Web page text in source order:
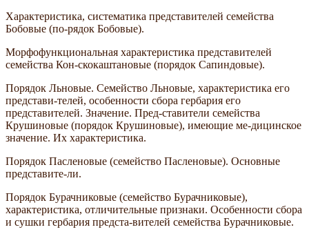
Характеристика, систематика представителей семейства
Бобовые (по-рядок Бобовые).
Морфофункциональная характеристика представителей
семейства Кон-скокаштановые (порядок Сапиндовые).
Порядок Льновые. Семейство Льновые, характеристика его
представи-телей, особенности сбора гербария его
представителей. Значение. Пред-ставители семейства
Крушиновые (порядок Крушиновые), имеющие ме-дицинское
значение. Их характеристика.
Порядок Пасленовые (семейство Пасленовые). Основные
представите-ли.
Порядок Бурачниковые (семейство Бурачниковые),
характеристика, отличительные признаки. Особенности сбора
и сушки гербария предста-вителей семейства Бурачниковые.